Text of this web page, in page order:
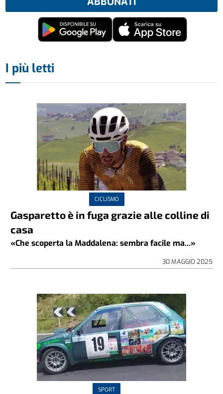
I più letti
CICLISMO
Gasparetto è in fuga grazie alle colline di
casa
«Che scoperta la Maddalena: sembra facile ma...»
30 MAGGIO 2025
SPORT